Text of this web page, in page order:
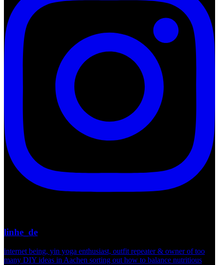
linhe_de
internet being, yin yoga enthusiast, outfit repeater & owner of too
many DIY ideas in Aachen sorting out how to balance nutritious